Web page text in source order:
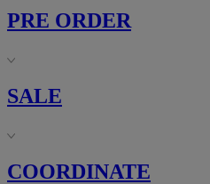
PRE ORDER
SALE
COORDINATE